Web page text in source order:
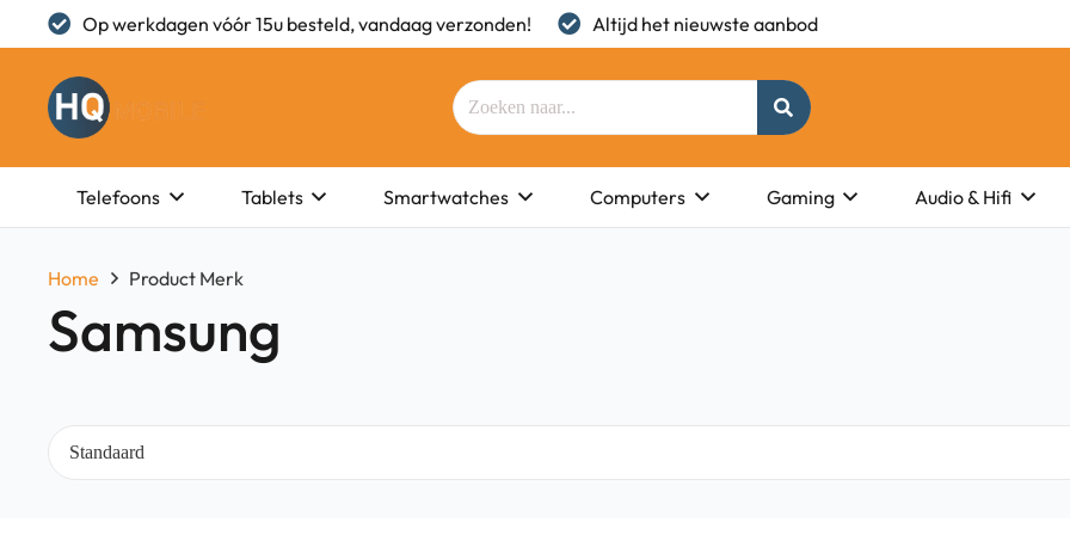
Op werkdagen vóór 15u besteld, vandaag verzonden! Altijd het nieuwste aanbod
Telefoons
Tablets Smartwatches Computers Gaming Audio & Hifi
Home Product Merk
Samsung